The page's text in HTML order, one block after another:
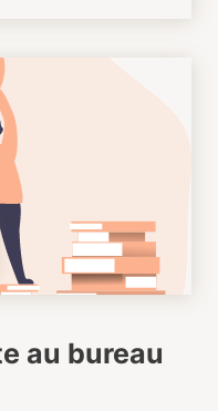
au bureau